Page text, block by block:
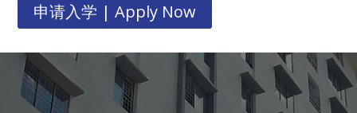
申请入学 | Apply Now